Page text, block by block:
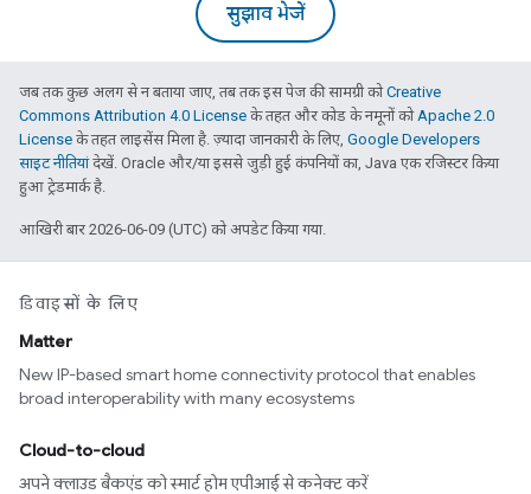
सुझाव भेजें
जब तक कुछ अलग से न बताया जाए, तब तक इस पेज की सामग्री कोCreative
Commons Attribution 4.0 License के तहत और कोड के नमूनों कोApache 2.0
License के तहत लाइसेंस मिला है. ज़्यादा जानकारी के लिए, Google Developers
साइट नीतियांदेखें. Oracle और/या इससे जुड़ी हुई कंपनियों का, Java एक रजिस्टर किया
हुआ ट्रेडमार्क है.
आखिरी बार 2026-06-09 (UTC) को अपडेट किया गया.
डिवाइसों के लिए
Matter
New IP-based smart home connectivity protocol that enables
broad interoperability with many ecosystems
Cloud-to-cloud
अपने क्लाउड बैकएंड को स्मार्ट होम एपीआई से कनेक्ट करें